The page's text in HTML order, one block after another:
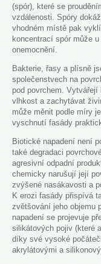
(spór), které se
vzdálenosti. Spóry
vhodném místě pak
koncentrací spór může
onemocnění.
Bakterie, řasy a plísně
společenstvech na
pod povrchem. Vytvářejí
vlhkost a zachytávat
může měnit podle míry
vyschnutí fasády
Biotické napadení není
také degradaci
agresivní odpadní
chemicky narušují její
zvýšené nasákavosti a
K erozi fasády přispívá
zvětšování jeho objemu
napadení se projevuje
silikátových pojiv (které
díky své vysoké
akrylátovými a